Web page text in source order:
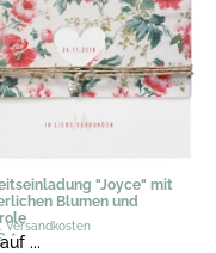
"Joyce" mit
Blumen und
*
Versandkosten
...